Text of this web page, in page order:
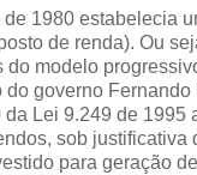
1980 estabelecia
de renda). Ou
do modelo
do governo
Lei 9.249 de 1995
sob justificativa
para geração